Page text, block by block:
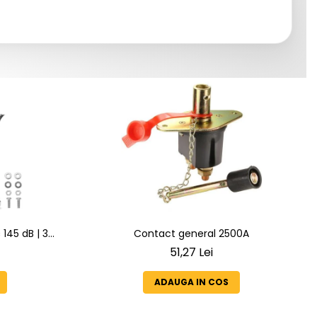
dB | 3
Melodii
Contact general 2500A
51,27 Lei
ADAUGA IN COS